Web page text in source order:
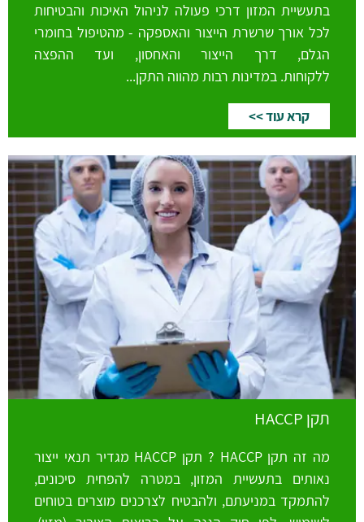
בתעשיית המזון דרכי פעולה לניהול האיכות והבטיחות
לכל אורך שרשרת הייצור והאספקה - מהטיפול בחומרי
הגלם, דרך הייצור והאחסון, ועד ההפצה
ללקוחות. במדינות רבות מהווה התקן...
קרא עוד >>
תקן HACCP
מה זה תקן HACCP ? תקן HACCP מגדיר תנאי ייצור
נאותים בתעשיית המזון, במטרה להפחית סיכונים,
להתמקד במניעתם, ולהבטיח לצרכנים מוצרים בטוחים